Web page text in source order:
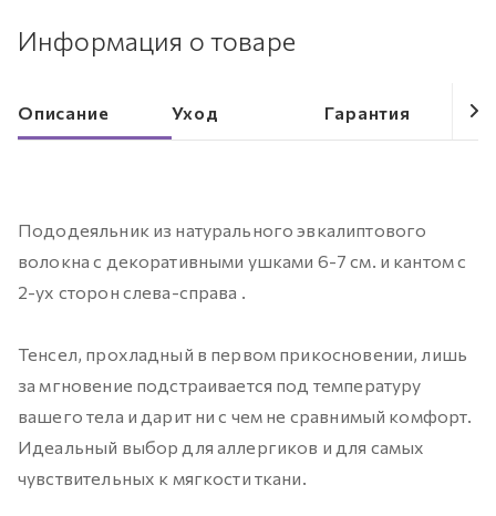
Информация о товаре
Описание Уход Гарантия
Пододеяльник из натурального эвкалиптового
волокна с декоративными ушками 6-7 см. и кантом с
2-ух сторон слева-справа .
Тенсел, прохладный в первом прикосновении, лишь
за мгновение подстраивается под температуру
вашего тела и дарит ни с чем не сравнимый комфорт.
Идеальный выбор для аллергиков и для самых
чувствительных к мягкости ткани.